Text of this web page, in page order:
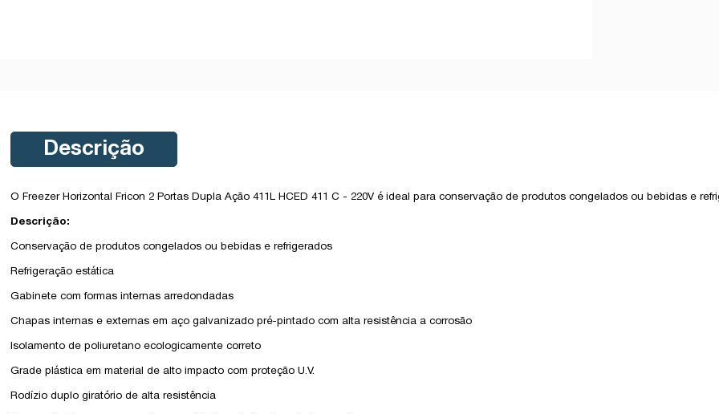
Descrição
O Freezer Horizontal Fricon 2 Portas Dupla Ação 411L HCED 411 C - 220V é ideal para conservação de produtos congelados ou bebidas e
Descrição:
Conservação de produtos congelados ou bebidas e refrigerados
Refrigeração estática
Gabinete com formas internas arredondadas
Chapas internas e externas em aço galvanizado pré-pintado com alta resistência a corrosão
Isolamento de poliuretano ecologicamente correto
Grade plástica em material de alto impacto com proteção U.V.
Rodízio duplo giratório de alta resistência